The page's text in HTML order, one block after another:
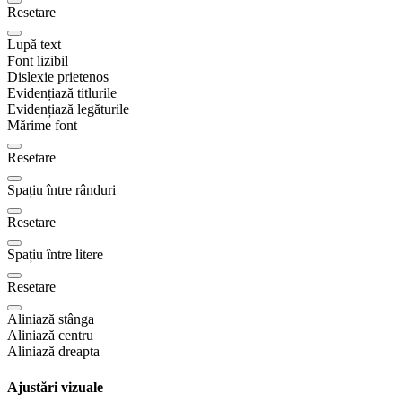
Resetare
Lupă text
Font lizibil
Dislexie prietenos
Evidențiază titlurile
Evidențiază legăturile
Mărime font
Resetare
Spațiu între rânduri
Resetare
Spațiu între litere
Resetare
Aliniază stânga
Aliniază centru
Aliniază dreapta
Ajustări vizuale